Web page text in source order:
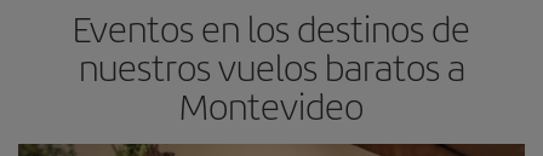
Eventos en los destinos de
nuestros vuelos baratos a
Montevideo